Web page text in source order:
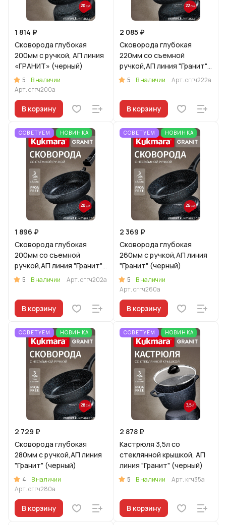
1 814 ₽
Сковорода глубокая
200мм с ручкой, АП линия
«ГРАНИТ» (черный)
5
В наличии
Арт.сггч200а
В корзину
2 085 ₽
Сковорода глубокая
220мм со съемной
ручкой,АП линия "Гранит"
(черный)
5 В наличии Арт.сггч222а
В корзину
СОВЕТУЕМ НОВИНКА
1 896 ₽
Сковорода глубокая
200мм со съемной
ручкой,АП линия "Гранит"
(черный)
5 В наличии Арт.сггч202а
В корзину
СОВЕТУЕМ НОВИНКА
2 369 ₽
Сковорода глубокая
260мм с ручкой,АП линия
"Гранит" (черный)
5
В наличии
Арт.сггч260а
В корзину
СОВЕТУЕМ НОВИНКА
2 729 ₽
Сковорода глубокая
280мм с ручкой,АП линия
"Гранит" (черный)
4
В наличии
Арт.сггч280а
В корзину
СОВЕТУЕМ НОВИНКА
2 878 ₽
Кастрюля 3,5л со
стеклянной крышкой, АП
линия "Гранит" (черный)
5 В наличии Арт. кгч35а
В корзину